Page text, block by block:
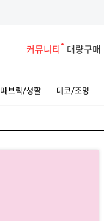
커뮤니티 대량구매
패브릭/생활 데코/조명